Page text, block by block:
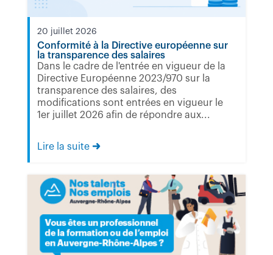
Conformité à la Directive européenne sur
la transparence des salaires
20 juillet 2026
Dans le cadre de l'entrée en vigueur de la
Directive Européenne 2023/970 sur la
transparence des salaires, des
modifications sont entrées en vigueur le
1er juillet 2026 afin de répondre aux...
Lire la suite